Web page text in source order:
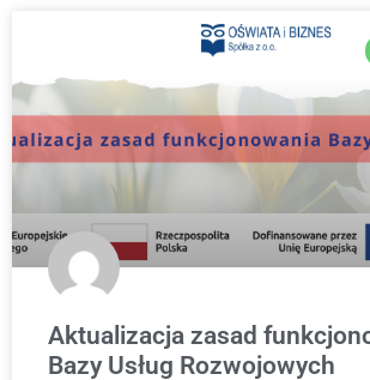
Aktualizacja zasad
Bazy Usług Rozwojowych